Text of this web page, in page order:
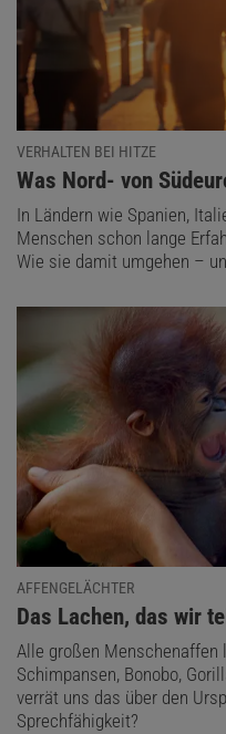
VERHALTEN BEI HITZE
:
Was Nord- von
In Ländern wie Spanien,
Menschen schon lange
Wie sie damit umgehen –
AFFENGELÄCHTER
:
Das Lachen, das wir
Alle großen
Schimpansen, Bonobo,
verrät uns das über den
Sprechfähigkeit?